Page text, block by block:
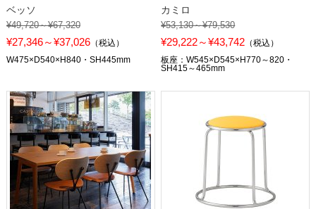
ベッソ
¥49,720～¥67,320
¥27,346～¥37,026（税込）
W475×D540×H840・SH445mm
カミロ
¥53,130～¥79,530
¥29,222～¥43,742 （税込）
板座：W545×D545×H770～820・
SH415～465mm